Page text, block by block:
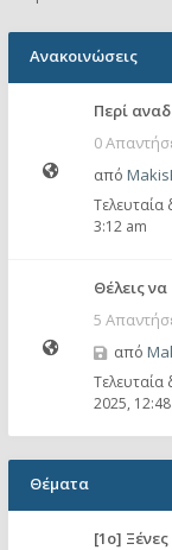
Ανακοινώσεις
Περί
0
από
3:12 am
Θέλεις
5
από
2025,
Θέματα
[1ο]